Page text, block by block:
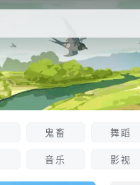
鬼畜
音乐
舞蹈
影视